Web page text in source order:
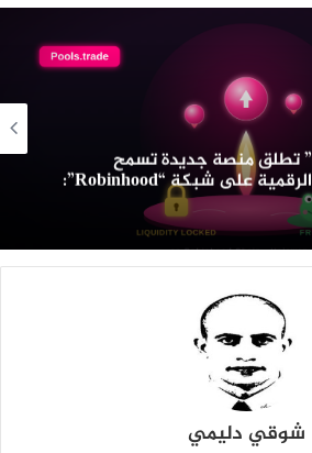
منصة “Uniswap” تطلق منصة جديدة تسمح
بإطلاق العملات الرقمية على شبكة “Robinhood”:
شوقي دليمي